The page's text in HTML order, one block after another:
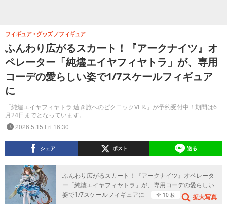
ふんわり広がるスカート！『アークナイツ』オ
ペレーター「純燼エイヤフィヤトラ」が、専用
コーデの愛らしい姿で1/7スケールフィギュア
に
「純燼エイヤフィヤトラ 遠き旅へのピクニックVER.」が予約受付中！期間は6
月24日までとなっています。
フィギュア・グッズ フィギュア
2026.5.15 Fri 16:30
シェア ポスト 送る
ふんわり広がるスカート！『アークナイツ』オペレータ
ー「純燼エイヤフィヤトラ」が、専用コーデの愛らしい
姿で1/7スケールフィギュアに
全 10 枚 拡大写真